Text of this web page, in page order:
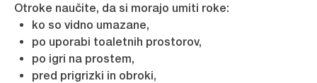
Otroke naučite, da si morajo umiti roke:
ko so vidno umazane,
po uporabi toaletnih prostorov,
po igri na prostem,
pred prigrizki in obroki,